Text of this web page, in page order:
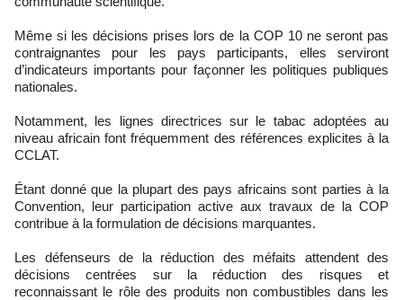
Même si les décisions prises lors de la COP 10 ne seront pas
contraignantes pour les pays participants, elles serviront
d’indicateurs importants pour façonner les politiques publiques
nationales.
Notamment, les lignes directrices sur le tabac adoptées au
niveau africain font fréquemment des références explicites à la
CCLAT.
Étant donné que la plupart des pays africains sont parties à la
Convention, leur participation active aux travaux de la COP
contribue à la formulation de décisions marquantes.
Les défenseurs de la réduction des méfaits attendent des
décisions centrées sur la réduction des risques et
reconnaissant le rôle des produits non combustibles dans les